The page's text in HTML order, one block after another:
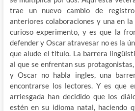
trae un nuevo cambio de
anteriores colaboraciones y una en
curioso experimento, y es que la
defender y Oscar atravesar no es la
que alude el titulo. La barrera
al que se enfrentan sus
y Oscar no habla ingles, una
encontrarse los lectores. Y es que
arriesgada han decidido que los
estén en su idioma natal, haciendo